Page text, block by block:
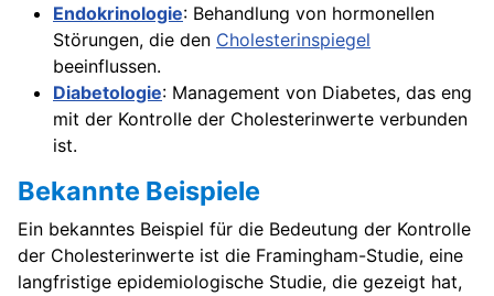
Endokrinologie: Behandlung von hormonellen
Störungen, die den Cholesterinspiegel
beeinflussen.
Diabetologie: Management von Diabetes, das eng
mit der Kontrolle der Cholesterinwerte verbunden
ist.
Bekannte Beispiele
Ein bekanntes Beispiel für die Bedeutung der Kontrolle
der Cholesterinwerte ist die Framingham-Studie, eine
langfristige epidemiologische Studie, die gezeigt hat,